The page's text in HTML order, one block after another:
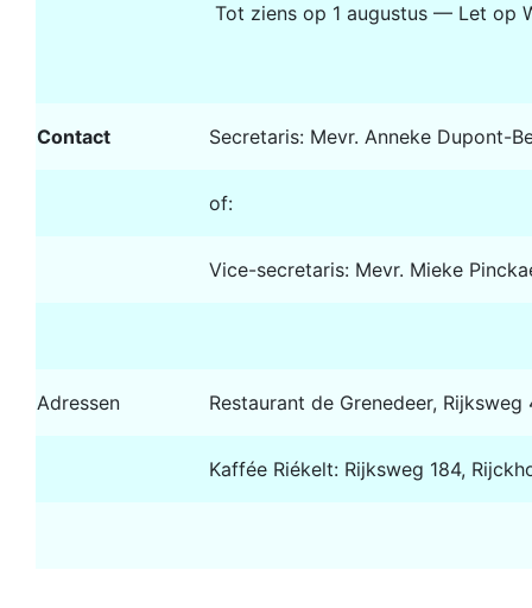
Tot ziens op 1 augustus — Let op
Contact Secretaris: Mevr. Anneke Dupont-
of:
Vice-secretaris: Mevr. Mieke
Adressen Restaurant de Grenedeer, Rijksweg
Kaffée Riékelt: Rijksweg 184,